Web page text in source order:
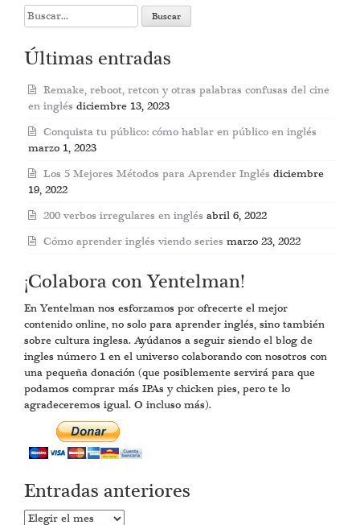
Search
for:
Últimas entradas
Remake, reboot, retcon y otras palabras confusas del cine
en inglés diciembre 13, 2023
Conquista tu público: cómo hablar en público en inglés
marzo 1, 2023
Los 5 Mejores Métodos para Aprender Inglés diciembre
19, 2022
200 verbos irregulares en inglés abril 6, 2022
Cómo aprender inglés viendo series marzo 23, 2022
¡Colabora con Yentelman!
En Yentelman nos esforzamos por ofrecerte el mejor
contenido online, no solo para aprender inglés, sino también
sobre cultura inglesa. Ayúdanos a seguir siendo el blog de
ingles número 1 en el universo colaborando con nosotros con
una pequeña donación (que posiblemente servirá para que
podamos comprar más IPAs y chicken pies, pero te lo
agradeceremos igual. O incluso más).
Entradas anteriores
Entradas